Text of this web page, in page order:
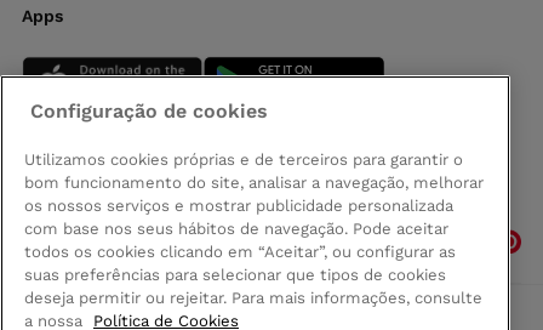
Apps
Siga-nos
Configuração de cookies
Utilizamos cookies próprias e de terceiros para garantir o
bom funcionamento do site, analisar a navegação, melhorar
os nossos serviços e mostrar publicidade personalizada
com base nos seus hábitos de navegação. Pode aceitar
todos os cookies clicando em “Aceitar”, ou configurar as
suas preferências para selecionar que tipos de cookies
deseja permitir ou rejeitar. Para mais informações, consulte
a nossa
Política de Cookies